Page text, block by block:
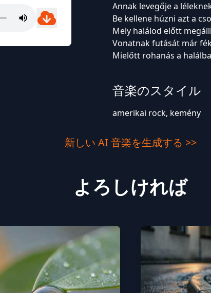
Annak levegője a
Be kellene húzni azt a
Mely halálod előtt
Vonatnak futását már
Mielőtt rohanás a
音楽のスタイル
amerikai rock, kemény
新しい AI 音楽を生成する >>
よろしければ